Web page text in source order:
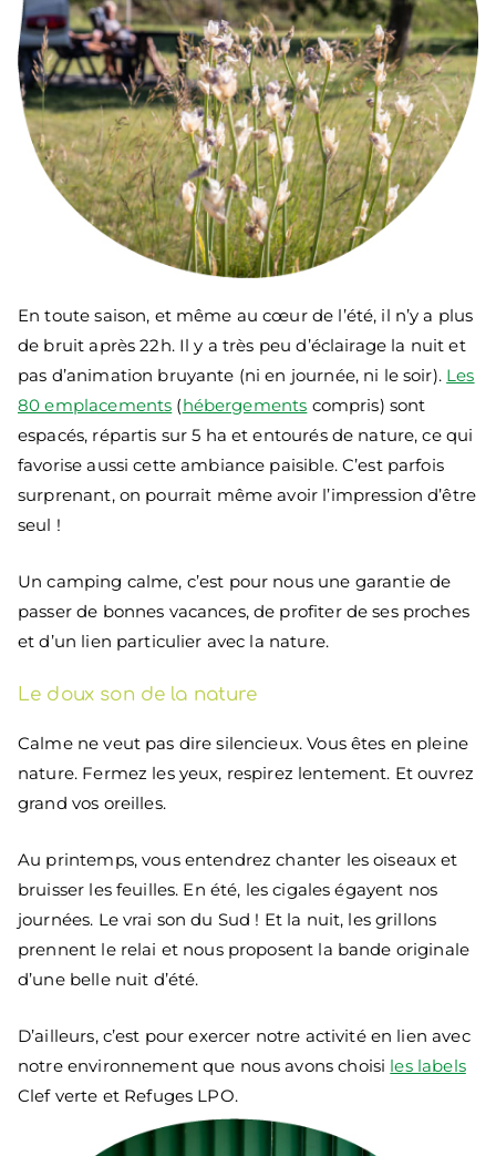
En toute saison, et même au cœur de l’été, il n’y a plus
de bruit après 22h. Il y a très peu d’éclairage la nuit et
pas d’animation bruyante (ni en journée, ni le soir). Les
80 emplacements (hébergements compris) sont
espacés, répartis sur 5 ha et entourés de nature, ce qui
favorise aussi cette ambiance paisible. C’est parfois
surprenant, on pourrait même avoir l’impression d’être
seul !
Un camping calme, c’est pour nous une garantie de
passer de bonnes vacances, de profiter de ses proches
et d’un lien particulier avec la nature.
Le doux son de la nature
Calme ne veut pas dire silencieux. Vous êtes en pleine
nature. Fermez les yeux, respirez lentement. Et ouvrez
grand vos oreilles.
Au printemps, vous entendrez chanter les oiseaux et
bruisser les feuilles. En été, les cigales égayent nos
journées. Le vrai son du Sud ! Et la nuit, les grillons
prennent le relai et nous proposent la bande originale
d’une belle nuit d’été.
D’ailleurs, c’est pour exercer notre activité en lien avec
notre environnement que nous avons choisi les labels
Clef verte et Refuges LPO.